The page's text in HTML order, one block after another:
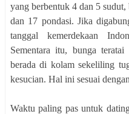
yang berbentuk 4 dan 5
dan 17 pondasi. Jika
tanggal kemerdekaan
Sementara itu, bunga
berada di kolam sekeliling
kesucian. Hal ini sesuai
Waktu paling pas untuk